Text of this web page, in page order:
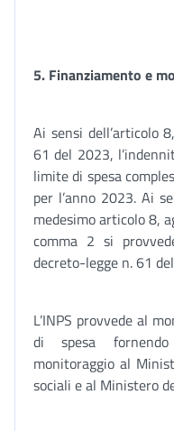
5. Finanziamento e
Ai sensi dell’articolo
61 del 2023,
limite di spesa
per l’anno 2023. Ai
medesimo articolo 8,
comma 2 si
decreto-legge n. 61
L’INPS provvede al
di spesa
monitoraggio al
sociali e al Ministero